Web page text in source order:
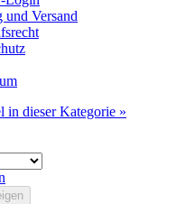
und Versand
in dieser Kategorie »